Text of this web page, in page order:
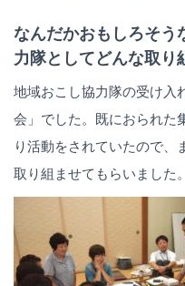
なんだかおもしろそう
力隊としてどんな取り
地域おこし協力隊の受け入
会」でした。既におられた
り活動をされていたので、
取り組ませてもらいました。